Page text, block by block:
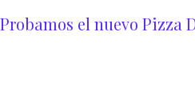
Probamos el nuevo Pizza